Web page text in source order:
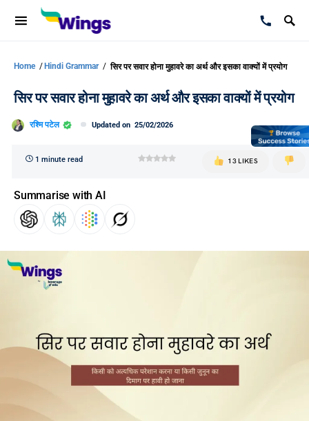
Home / Hindi Grammar / सिर पर सवार होना मुहावरे का अर्थ और इसका वाक्यों में प्रयोग
सिर पर सवार होना मुहावरे का अर्थ और इसका वाक्यों में प्रयोग
रश्मि पटेल Updated on 25/02/2026
1 minute read 13 LIKES
Summarise with AI